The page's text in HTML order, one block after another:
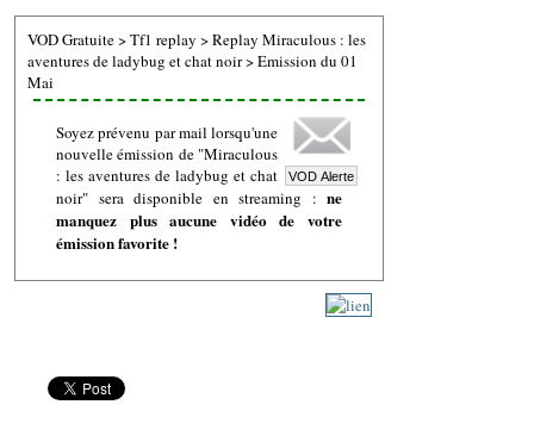
VOD Gratuite>Tf1 replay >Replay Miraculous : les
aventures de ladybug et chat noir>Emission du 01
Mai
Soyez prévenu par mail lorsqu'une
nouvelle émission de "Miraculous
: les aventures de ladybug et chat
noir" sera disponible en streaming : ne
manquez plus aucune vidéo de votre
émission favorite !